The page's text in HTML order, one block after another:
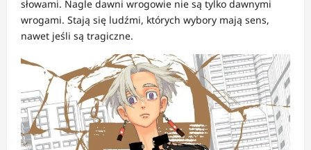
słowami. Nagle dawni wrogowie nie są tylko dawnymi
wrogami. Stają się ludźmi, których wybory mają sens,
nawet jeśli są tragiczne.